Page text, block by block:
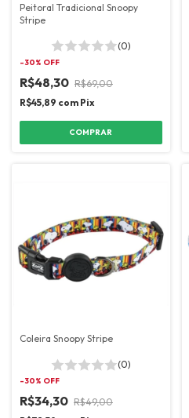
Peitoral Tradicional Snoopy
Stripe
(0)
-30% OFF
R$48,30 R$69,00
R$45,89 com Pix
COMPRAR
Coleira Snoopy Stripe
(0)
-30% OFF
R$34,30 R$49,00